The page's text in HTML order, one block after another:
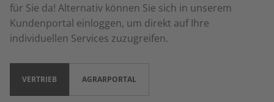
für Sie da! Alternativ können Sie sich in unserem
Kundenportal einloggen, um direkt auf Ihre
individuellen Services zuzugreifen.
VERTRIEB AGRARPORTAL